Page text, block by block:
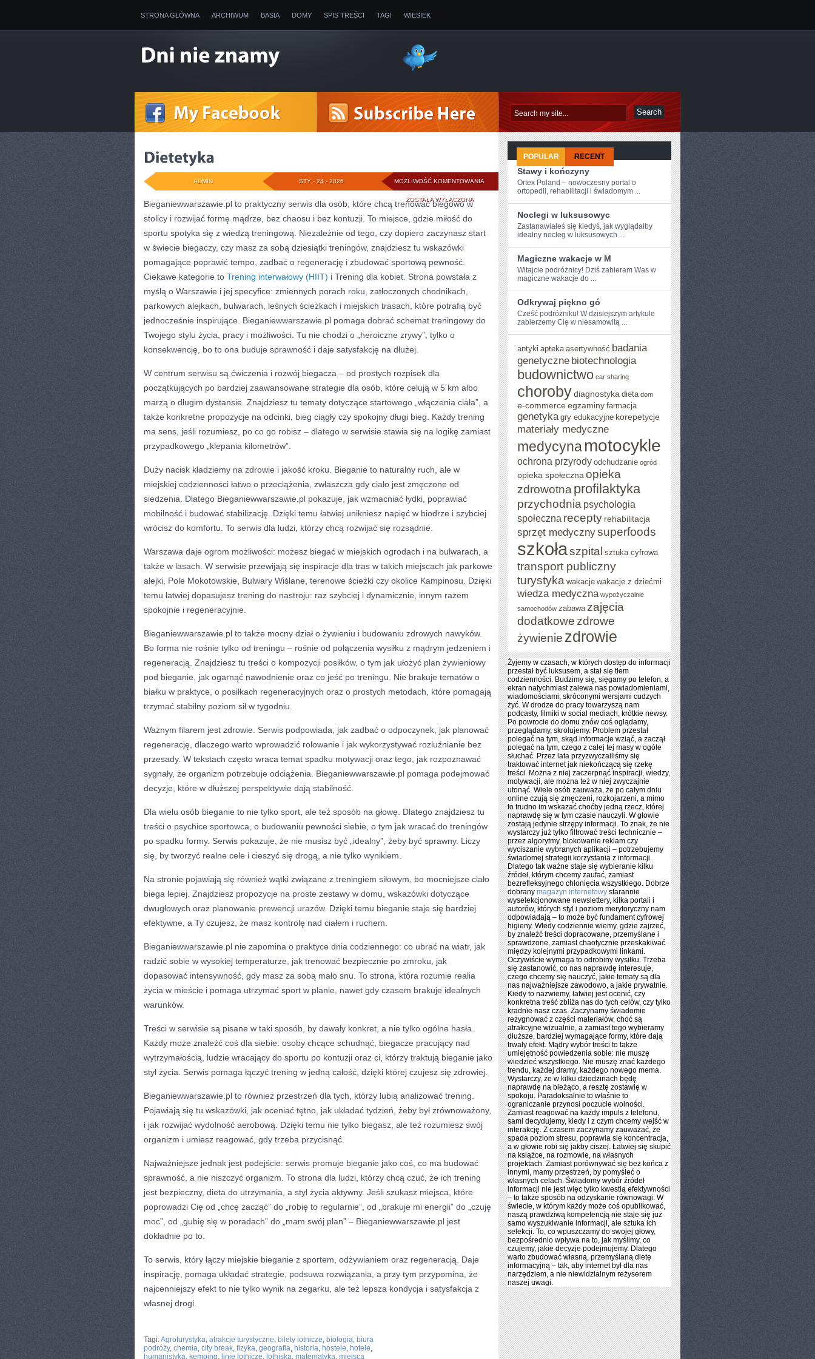
STRONA GŁÓWNA ARCHIWUM BASIA DOMY SPIS TREŚCI TAGI WIESIEK
MOŻLIWOŚĆ KOMENTOWANIA DIETETYKA
ZOSTAŁA WYŁĄCZONA
STY - 24 - 2026
ADMIN
Bieganiewwarszawie.pl to praktyczny serwis dla osób, które chcą trenować biegowo w
stolicy i rozwijać formę mądrze, bez chaosu i bez kontuzji. To miejsce, gdzie miłość do
sportu spotyka się z wiedzą treningową. Niezależnie od tego, czy dopiero zaczynasz start
w świecie biegaczy, czy masz za sobą dziesiątki treningów, znajdziesz tu wskazówki
pomagające poprawić tempo, zadbać o regenerację i zbudować sportową pewność.
Ciekawe kategorie to Trening interwałowy (HIIT) i Trening dla kobiet. Strona powstała z
myślą o Warszawie i jej specyfice: zmiennych porach roku, zatłoczonych chodnikach,
parkowych alejkach, bulwarach, leśnych ścieżkach i miejskich trasach, które potrafią być
jednocześnie inspirujące. Bieganiewwarszawie.pl pomaga dobrać schemat treningowy do
Twojego stylu życia, pracy i możliwości. Tu nie chodzi o „heroiczne zrywy”, tylko o
konsekwencję, bo to ona buduje sprawność i daje satysfakcję na dłużej.
W centrum serwisu są ćwiczenia i rozwój biegacza – od prostych rozpisek dla
początkujących po bardziej zaawansowane strategie dla osób, które celują w 5 km albo
marzą o długim dystansie. Znajdziesz tu tematy dotyczące startowego „włączenia ciała”, a
także konkretne propozycje na odcinki, bieg ciągły czy spokojny długi bieg. Każdy trening
ma sens, jeśli rozumiesz, po co go robisz – dlatego w serwisie stawia się na logikę zamiast
przypadkowego „klepania kilometrów”.
Duży nacisk kładziemy na zdrowie i jakość kroku. Bieganie to naturalny ruch, ale w
miejskiej codzienności łatwo o przeciążenia, zwłaszcza gdy ciało jest zmęczone od
siedzenia. Dlatego Bieganiewwarszawie.pl pokazuje, jak wzmacniać łydki, poprawiać
mobilność i budować stabilizację. Dzięki temu łatwiej unikniesz napięć w biodrze i szybciej
wrócisz do komfortu. To serwis dla ludzi, którzy chcą rozwijać się rozsądnie.
Warszawa daje ogrom możliwości: możesz biegać w miejskich ogrodach i na bulwarach, a
także w lasach. W serwisie przewijają się inspiracje dla tras w takich miejscach jak parkowe
alejki, Pole Mokotowskie, Bulwary Wiślane, terenowe ścieżki czy okolice Kampinosu. Dzięki
temu łatwiej dopasujesz trening do nastroju: raz szybciej i dynamicznie, innym razem
spokojnie i regeneracyjnie.
Bieganiewwarszawie.pl to także mocny dział o żywieniu i budowaniu zdrowych nawyków.
Bo forma nie rośnie tylko od treningu – rośnie od połączenia wysiłku z mądrym jedzeniem i
regeneracją. Znajdziesz tu treści o kompozycji posiłków, o tym jak ułożyć plan żywieniowy
pod bieganie, jak ogarnąć nawodnienie oraz co jeść po treningu. Nie brakuje tematów o
białku w praktyce, o posiłkach regeneracyjnych oraz o prostych metodach, które pomagają
trzymać stabilny poziom sił w tygodniu.
Ważnym filarem jest zdrowie. Serwis podpowiada, jak zadbać o odpoczynek, jak planować
regenerację, dlaczego warto wprowadzić rolowanie i jak wykorzystywać rozluźnianie bez
przesady. W tekstach często wraca temat spadku motywacji oraz tego, jak rozpoznawać
sygnały, że organizm potrzebuje odciążenia. Bieganiewwarszawie.pl pomaga podejmować
decyzje, które w dłuższej perspektywie dają stabilność.
Dla wielu osób bieganie to nie tylko sport, ale też sposób na głowę. Dlatego znajdziesz tu
treści o psychice sportowca, o budowaniu pewności siebie, o tym jak wracać do treningów
po spadku formy. Serwis pokazuje, że nie musisz być „idealny”, żeby być sprawny. Liczy
się, by tworzyć realne cele i cieszyć się drogą, a nie tylko wynikiem.
Na stronie pojawiają się również wątki związane z treningiem siłowym, bo mocniejsze ciało
biega lepiej. Znajdziesz propozycje na proste zestawy w domu, wskazówki dotyczące
dwugłowych oraz planowanie prewencji urazów. Dzięki temu bieganie staje się bardziej
efektywne, a Ty czujesz, że masz kontrolę nad ciałem i ruchem.
Bieganiewwarszawie.pl nie zapomina o praktyce dnia codziennego: co ubrać na wiatr, jak
radzić sobie w wysokiej temperaturze, jak trenować bezpiecznie po zmroku, jak
dopasować intensywność, gdy masz za sobą mało snu. To strona, która rozumie realia
życia w mieście i pomaga utrzymać sport w planie, nawet gdy czasem brakuje idealnych
warunków.
Treści w serwisie są pisane w taki sposób, by dawały konkret, a nie tylko ogólne hasła.
Każdy może znaleźć coś dla siebie: osoby chcące schudnąć, biegacze pracujący nad
wytrzymałością, ludzie wracający do sportu po kontuzji oraz ci, którzy traktują bieganie jako
styl życia. Serwis pomaga łączyć trening w jedną całość, dzięki której czujesz się zdrowiej.
Bieganiewwarszawie.pl to również przestrzeń dla tych, którzy lubią analizować trening.
Pojawiają się tu wskazówki, jak oceniać tętno, jak układać tydzień, żeby był zrównoważony,
i jak rozwijać wydolność aerobową. Dzięki temu nie tylko biegasz, ale też rozumiesz swój
organizm i umiesz reagować, gdy trzeba przycisnąć.
Najważniejsze jednak jest podejście: serwis promuje bieganie jako coś, co ma budować
sprawność, a nie niszczyć organizm. To strona dla ludzi, którzy chcą czuć, że ich trening
jest bezpieczny, dieta do utrzymania, a styl życia aktywny. Jeśli szukasz miejsca, które
poprowadzi Cię od „chcę zacząć” do „robię to regularnie”, od „brakuje mi energii” do „czuję
moc”, od „gubię się w poradach” do „mam swój plan” – Bieganiewwarszawie.pl jest
dokładnie po to.
To serwis, który łączy miejskie bieganie z sportem, odżywianiem oraz regeneracją. Daje
inspirację, pomaga układać strategie, podsuwa rozwiązania, a przy tym przypomina, że
najcenniejszy efekt to nie tylko wynik na zegarku, ale też lepsza kondycja i satysfakcja z
własnej drogi.
Tagi:Agroturystyka, atrakcje turystyczne, bilety lotnicze, biologia, biura
podróży, chemia, city break, fizyka, geografia, historia, hostele, hotele,
humanistyka, kemping, linie lotnicze, lotniska, matematyka, miejsca
POPULAR RECENT
Stawy i kończyny
Ortex Poland – nowoczesny portal o
ortopedii, rehabilitacji i świadomym ...
Noclegi w luksusowyc
Zastanawiałeś się kiedyś, jak wyglądałby
idealny nocleg w luksusowych ...
Magiczne wakacje w M
Witajcie podróżnicy!​ Dziś⁣ zabieram Was ‍w
magiczne wakacje do ...
Odkrywaj piękno gó
Cześć podróżniku! W dzisiejszym artykule
zabierzemy Cię w ⁣niesamowitą ...
antyki apteka asertywność badania
genetyczne biotechnologia
budownictwo car sharing
chorobydiagnostyka dieta dom
e-commerceegzaminy farmacja
genetyka gry edukacyjne korepetycje
materiały medyczne
medycynamotocykle
ochrona przyrody odchudzanie ogród
opieka społeczna opieka
zdrowotna profilaktyka
przychodnia psychologia
społeczna recepty rehabilitacja
sprzęt medycznysuperfoods
szkołaszpital sztuka cyfrowa
transport publiczny
turystyka wakacje wakacje z dziećmi
wiedza medyczna wypożyczalnie
samochodów zabawa zajęcia
dodatkowe zdrowe
żywienie zdrowie
Żyjemy w czasach, w których dostęp do informacji
przestał być luksusem, a stał się tłem
codzienności. Budzimy się, sięgamy po telefon, a
ekran natychmiast zalewa nas powiadomieniami,
wiadomościami, skróconymi wersjami cudzych
żyć. W drodze do pracy towarzyszą nam
podcasty, filmiki w social mediach, krótkie newsy.
Po powrocie do domu znów coś oglądamy,
przeglądamy, skrolujemy. Problem przestał
polegać na tym, skąd informacje wziąć, a zaczął
polegać na tym, czego z całej tej masy w ogóle
słuchać. Przez lata przyzwyczailiśmy się
traktować internet jak niekończącą się rzekę
treści. Można z niej zaczerpnąć inspiracji, wiedzy,
motywacji, ale można też w niej zwyczajnie
utonąć. Wiele osób zauważa, że po całym dniu
online czują się zmęczeni, rozkojarzeni, a mimo
to trudno im wskazać choćby jedną rzecz, której
naprawdę się w tym czasie nauczyli. W głowie
zostają jedynie strzępy informacji. To znak, że nie
wystarczy już tylko filtrować treści technicznie –
przez algorytmy, blokowanie reklam czy
wyciszanie wybranych aplikacji – potrzebujemy
świadomej strategii korzystania z informacji.
Dlatego tak ważne staje się wybieranie kilku
źródeł, którym chcemy zaufać, zamiast
bezrefleksyjnego chłonięcia wszystkiego. Dobrze
dobrany magazyn internetowy starannie
wyselekcjonowane newslettery, kilka portali i
autorów, których styl i poziom merytoryczny nam
odpowiadają – to może być fundament cyfrowej
higieny. Wtedy codziennie wiemy, gdzie zajrzeć,
by znaleźć treści dopracowane, przemyślane i
sprawdzone, zamiast chaotycznie przeskakiwać
między kolejnymi przypadkowymi linkami.
Oczywiście wymaga to odrobiny wysiłku. Trzeba
się zastanowić, co nas naprawdę interesuje,
czego chcemy się nauczyć, jakie tematy są dla
nas najważniejsze zawodowo, a jakie prywatnie.
Kiedy to nazwiemy, łatwiej jest ocenić, czy
konkretna treść zbliża nas do tych celów, czy tylko
kradnie nasz czas. Zaczynamy świadomie
rezygnować z części materiałów, choć są
atrakcyjne wizualnie, a zamiast tego wybieramy
dłuższe, bardziej wymagające formy, które dają
trwały efekt. Mądry wybór treści to także
umiejętność powiedzenia sobie: nie muszę
wiedzieć wszystkiego. Nie muszę znać każdego
trendu, każdej dramy, każdego nowego mema.
Wystarczy, że w kilku dziedzinach będę
naprawdę na bieżąco, a resztę zostawię w
spokoju. Paradoksalnie to właśnie to
ograniczanie przynosi poczucie wolności.
Zamiast reagować na każdy impuls z telefonu,
sami decydujemy, kiedy i z czym chcemy wejść w
interakcję. Z czasem zaczynamy zauważać, że
spada poziom stresu, poprawia się koncentracja,
a w głowie robi się jakby ciszej. Łatwiej się skupić
na książce, na rozmowie, na własnych
projektach. Zamiast porównywać się bez końca z
innymi, mamy przestrzeń, by pomyśleć o
własnych celach. Świadomy wybór źródeł
informacji nie jest więc tylko kwestią efektywności
– to także sposób na odzyskanie równowagi. W
świecie, w którym każdy może coś opublikować,
naszą prawdziwą kompetencją nie staje się już
samo wyszukiwanie informacji, ale sztuka ich
selekcji. To, co wpuszczamy do swojej głowy,
bezpośrednio wpływa na to, jak myślimy, co
czujemy, jakie decyzje podejmujemy. Dlatego
warto zbudować własną, przemyślaną dietę
informacyjną – tak, aby internet był dla nas
narzędziem, a nie niewidzialnym reżyserem
naszej uwagi.